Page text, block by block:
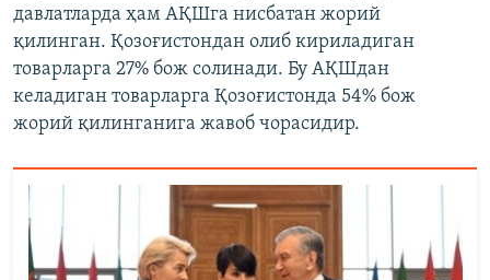
давлатларда ҳам АҚШга нисбатан жорий
қилинган. Қозоғистондан олиб кириладиган
товарларга 27% бож солинади. Бу АҚШдан
келадиган товарларга Қозоғистонда 54% бож
жорий қилинганига жавоб чорасидир.